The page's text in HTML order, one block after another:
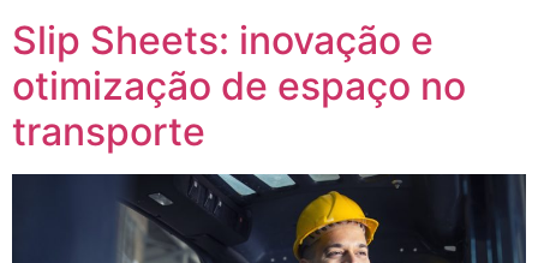
Slip Sheets: inovação e
otimização de espaço no
transporte